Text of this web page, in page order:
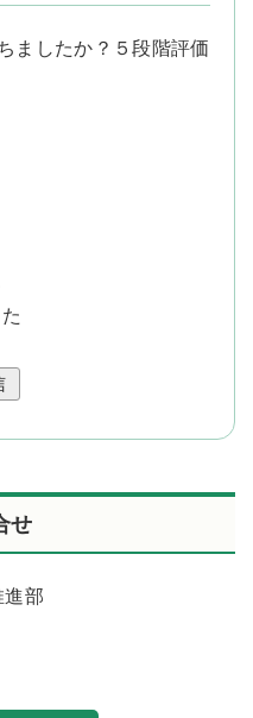
ましたか？５段階評価
せ
進部